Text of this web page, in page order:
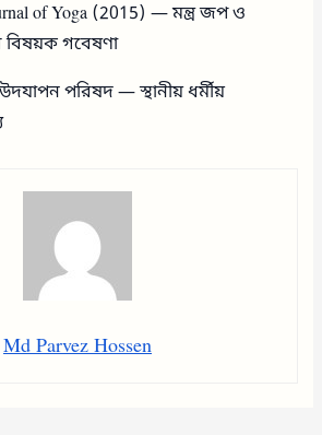
of Yoga (2015) — মন্ত্র জপ ও
বিষয়ক গবেষণা
পরিষদ — স্থানীয় ধর্মীয়
Md Parvez Hossen